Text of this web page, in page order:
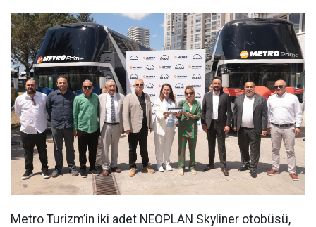
Metro Turizm’in iki adet NEOPLAN Skyliner otobüsü,